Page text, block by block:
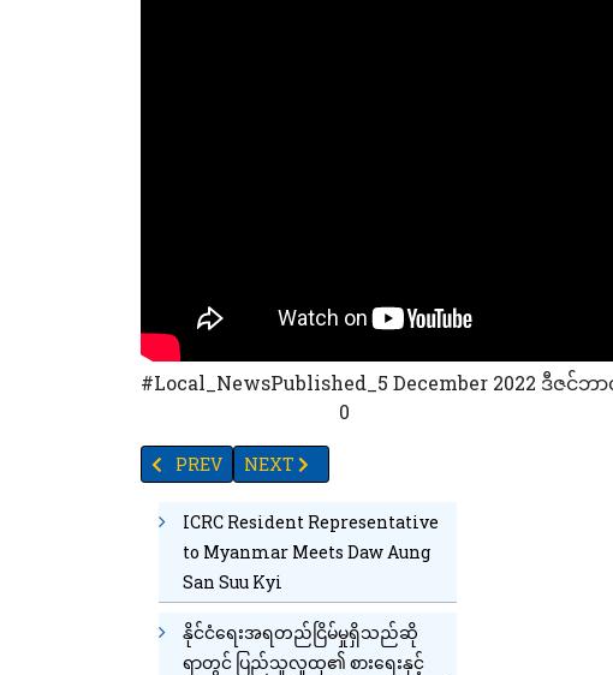
#Local_NewsPublished_5 December 2022 ဒီဇ
0
PREVIOUS ARTICLE: TV YANGON TIMES ရဲ့နေ့စဉ်သ
PREV NEXT ARTICLE: တာမွေ၊ ဗဟန်း၊ သင်္ဃန်းကျွန်း
NEXT
ICRC Resident Representative
to Myanmar Meets Daw Aung
San Suu Kyi
နိုင်ငံရေးအရတည်ငြိမ်မှုရှိသည်ဆို
ရာတွင် ပြည်သူလူထု၏ စားရေးနှင့်